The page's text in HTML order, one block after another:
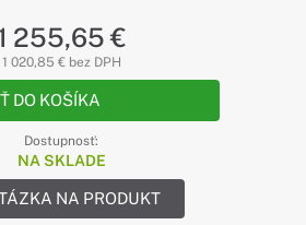
255,65 €
1 020,85 € bez DPH
DO KOŠÍKA
Dostupnosť:
NA SKLADE
NA PRODUKT